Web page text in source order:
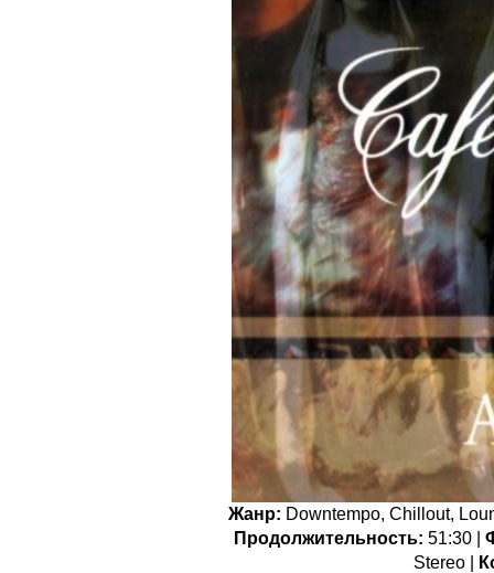
Жанр: Downtempo, Chillout,
Продолжительность: 51:30 |
Stereo |